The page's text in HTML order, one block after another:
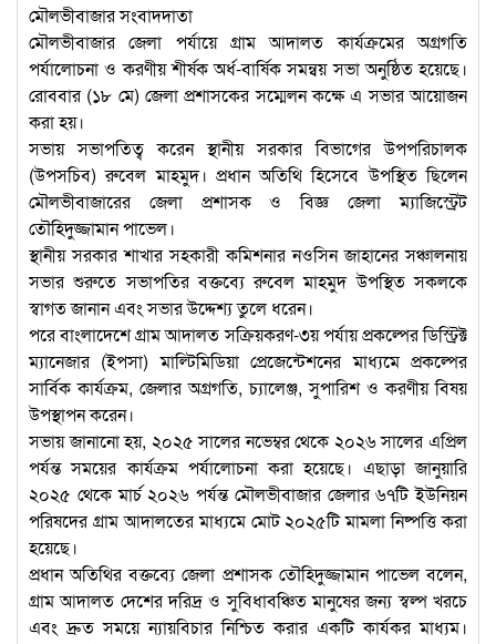
মৌলভীবাজার সংবাদদাতা
মৌলভীবাজার জেলা পর্যায়ে গ্রাম আদালত কার্যক্রমের অগ্রগতি
পর্যালোচনা ও করণীয় শীর্ষক অর্ধ-বার্ষিক সমন্বয় সভা অনুষ্ঠিত হয়েছে।
রোববার (১৮ মে) জেলা প্রশাসকের সম্মেলন কক্ষে এ সভার আয়োজন
করা হয়।
সভায় সভাপতিত্ব করেন স্থানীয় সরকার বিভাগের উপপরিচালক
(উপসচিব) রুবেল মাহমুদ। প্রধান অতিথি হিসেবে উপস্থিত ছিলেন
মৌলভীবাজারের জেলা প্রশাসক ও বিজ্ঞ জেলা ম্যাজিস্ট্রেট
তৌহিদুজ্জামান পাভেল।
স্থানীয় সরকার শাখার সহকারী কমিশনার নওসিন জাহানের সঞ্চালনায়
সভার শুরুতে সভাপতির বক্তব্যে রুবেল মাহমুদ উপস্থিত সকলকে
স্বাগত জানান এবং সভার উদ্দেশ্য তুলে ধরেন।
পরে বাংলাদেশে গ্রাম আদালত সক্রিয়করণ-৩য় পর্যায় প্রকল্পের ডিস্ট্রিক্ট
ম্যানেজার (ইপসা) মাল্টিমিডিয়া প্রেজেন্টেশনের মাধ্যমে প্রকল্পের
সার্বিক কার্যক্রম, জেলার অগ্রগতি, চ্যালেঞ্জ, সুপারিশ ও করণীয় বিষয়
উপস্থাপন করেন।
সভায় জানানো হয়, ২০২৫ সালের নভেম্বর থেকে ২০২৬ সালের এপ্রিল
পর্যন্ত সময়ের কার্যক্রম পর্যালোচনা করা হয়েছে। এছাড়া জানুয়ারি
২০২৫ থেকে মার্চ ২০২৬ পর্যন্ত মৌলভীবাজার জেলার ৬৭টি ইউনিয়ন
পরিষদের গ্রাম আদালতের মাধ্যমে মোট ২০২৫টি মামলা নিষ্পত্তি করা
হয়েছে।
প্রধান অতিথির বক্তব্যে জেলা প্রশাসক তৌহিদুজ্জামান পাভেল বলেন,
গ্রাম আদালত দেশের দরিদ্র ও সুবিধাবঞ্চিত মানুষের জন্য স্বল্প খরচে
এবং দ্রুত সময়ে ন্যায়বিচার নিশ্চিত করার একটি কার্যকর মাধ্যম।